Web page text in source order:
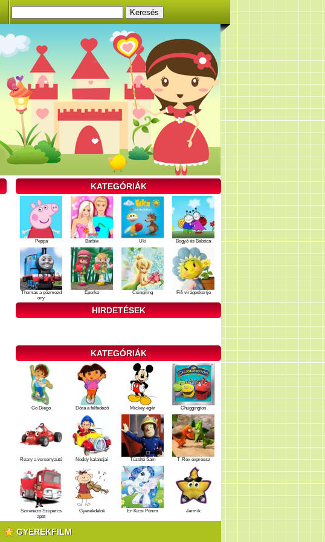
KATEGÓRIÁK
Peppa Barbie Uki Bogyó és Babóca
Thomas a gőzmozd
ony
Eperke Csingiling Fifi virágoskertje
HIRDETÉSEK
KATEGÓRIÁK
Go Diego Dóra a felfedező Mickey egér Chuggington
Roary a versenyautó Noddy kalandjai Tűzoltó Sam T-Rex expressz
Szirénázó Szupercs
apat
Gyerekdalok Én Kicsi Pónim Jarmik
GYEREKFILM